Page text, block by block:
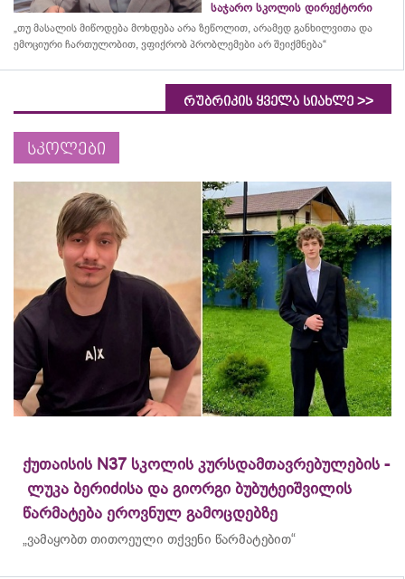
საჯარო სკოლის დირექტორი
„თუ მასალის მიწოდება მოხდება არა ზეწოლით, არამედ განხილვითა და
ემოციური ჩართულობით, ვფიქრობ პრობლემები არ შეიქმნება“
რუბრიკის ყველა სიახლე >>
სკოლები
ქუთაისის N37 სკოლის კურსდამთავრებულების -
ლუკა ბერიძისა და გიორგი ბუბუტეიშვილის
წარმატება ეროვნულ გამოცდებზე
„ვამაყობთ თითოეული თქვენი წარმატებით“